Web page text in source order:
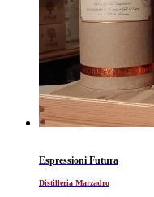
Espressioni Futura
Distilleria Marzadro